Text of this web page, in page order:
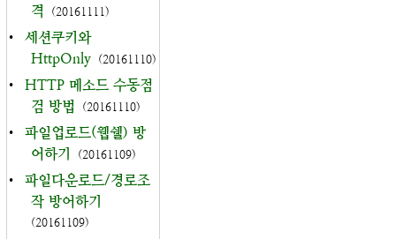
격
(20161111)
•
세션쿠키와
HttpOnly (20161110)
•
HTTP 메소드 수동점
검 방법
(20161110)
•
파일업로드(웹쉘) 방
어하기
(20161109)
•
파일다운로드/경로조
작 방어하기
(20161109)